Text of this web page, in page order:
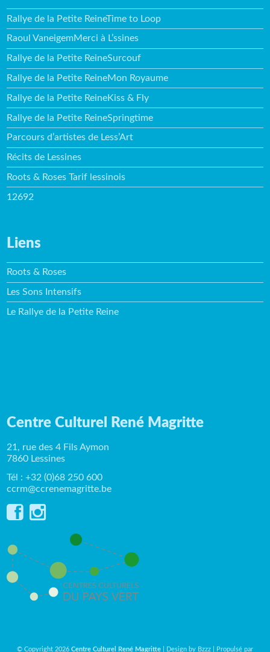
Rallye de la Petite ReineTime to Loop
Raoul VaneigemMerci à L’ssines
Rallye de la Petite ReineSurcouf
Rallye de la Petite ReineMon Royaume
Rallye de la Petite ReineKiss & Fly
Rallye de la Petite ReineSpringtime
Parcours d’artistes de Less’Art
Récits de Lessines
Roots & Roses Tarif lessinois
12692
Liens
Roots & Roses
Les Sons Intensifs
Le Rallye de la Petite Reine
Centre Culturel René Magritte
21, rue des 4 Fils Aymon
7860 Lessines
Tél : +32 (0)68 250 600
ccrm@ccrenemagritte.be
© Copyright 2026 Centre Culturel René Magritte | Design by Bzzz | Propulsé par